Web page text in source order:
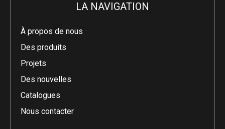
LA NAVIGATION
À propos de nous
Des produits
Projets
Des nouvelles
Catalogues
Nous contacter